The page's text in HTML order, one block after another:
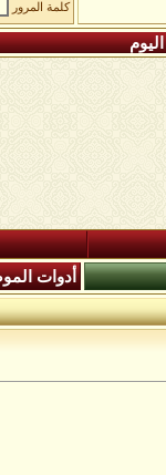
كلمة المرور
أدوات